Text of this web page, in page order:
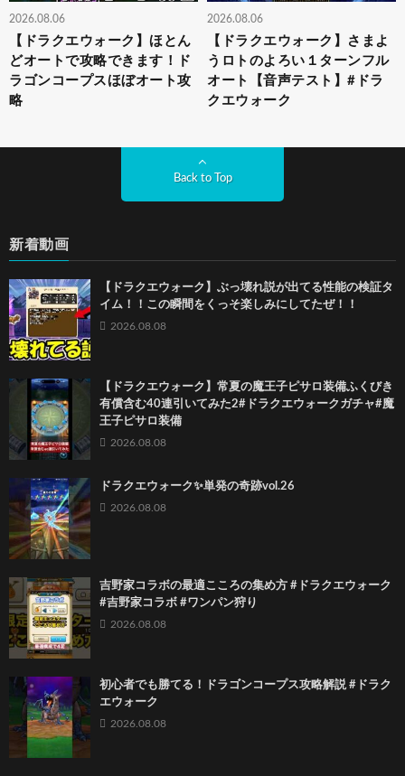
2026.08.06
【ドラクエウォーク】ほとん
どオートで攻略できます！ド
ラゴンコープスほぼオート攻
略
2026.08.06
【ドラクエウォーク】さまよ
うロトのよろい１ターンフル
オート【音声テスト】#ドラ
クエウォーク
Back to Top
新着動画
【ドラクエウォーク】ぶっ壊れ説が出てる性能の検証タ
イム！！この瞬間をくっそ楽しみにしてたぜ！！
2026.08.08
【ドラクエウォーク】常夏の魔王子ピサロ装備ふくびき
有償含む40連引いてみた2#ドラクエウォークガチャ#魔
王子ピサロ装備
2026.08.08
ドラクエウォーク✨単発の奇跡vol.26
2026.08.08
吉野家コラボの最適こころの集め方 #ドラクエウォーク
#吉野家コラボ #ワンパン狩り
2026.08.08
初心者でも勝てる！ドラゴンコープス攻略解説 #ドラク
エウォーク
2026.08.08